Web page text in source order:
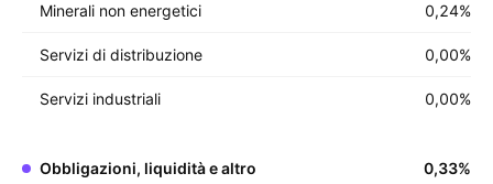
Minerali non energetici 0,24%
Servizi di distribuzione 0,00%
Servizi industriali 0,00%
Obbligazioni, liquidità e altro 0,33%